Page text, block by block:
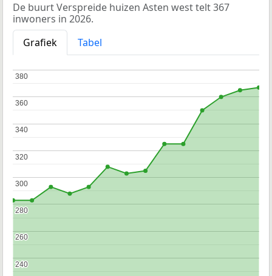
De buurt Verspreide huizen Asten west telt 367
inwoners in 2026.
Grafiek
Tabel
240
240
260
260
280
280
300
300
320
320
340
340
360
360
380
380